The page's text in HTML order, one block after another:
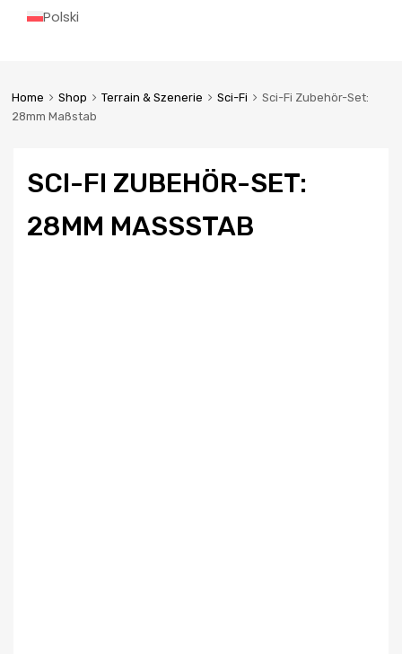
Polski
Home Shop Terrain & Szenerie Sci-Fi
Sci-Fi Zubehör-Set:
28mm Maßstab
SCI-FI ZUBEHÖR-SET:
28MM MASSSTAB